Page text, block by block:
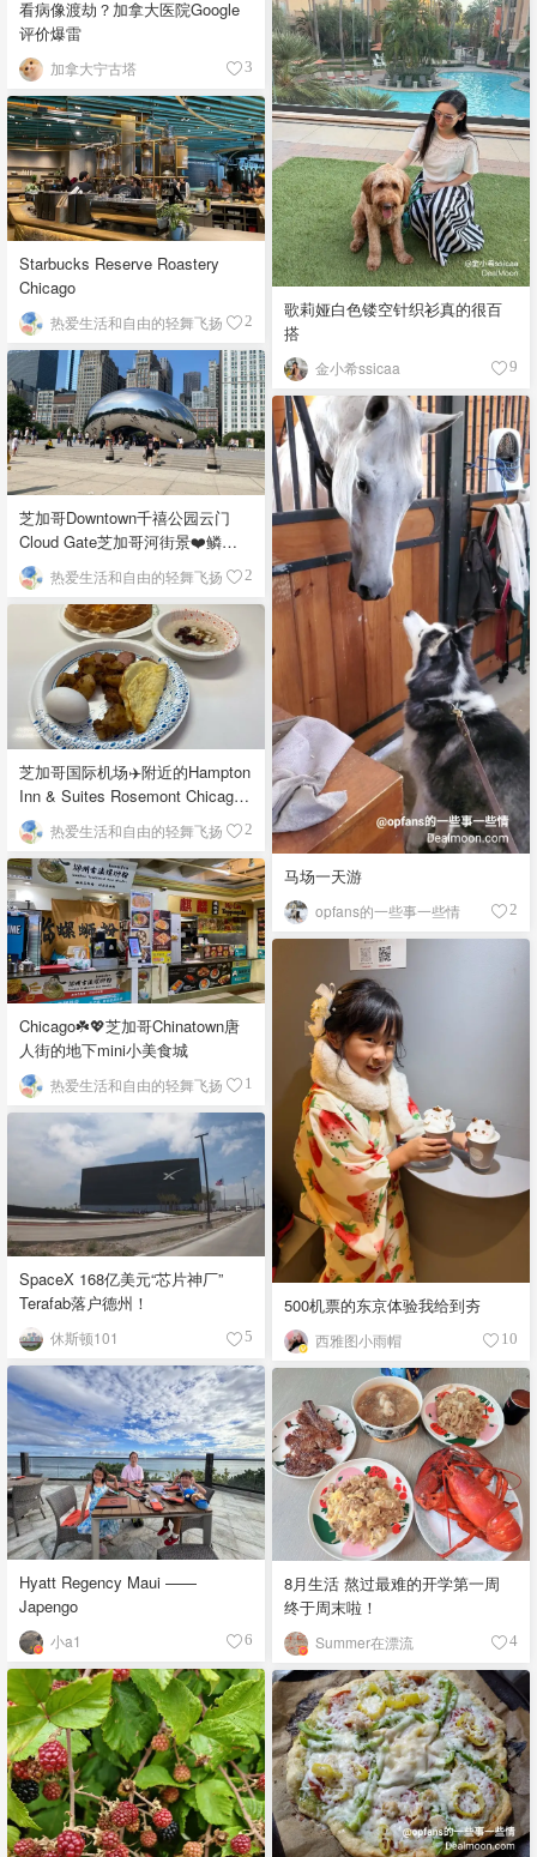
看病像渡劫？加拿大医院Google
评价爆雷
加拿大宁古塔 3
歌莉娅白色镂空针织衫真的很百
搭
金小希ssicaa 9
Starbucks Reserve Roastery
Chicago
热爱生活和自由的轻舞飞扬 2
芝加哥Downtown千禧公园云门
Cloud Gate芝加哥河街景❤️鳞次
栉比的高楼
热爱生活和自由的轻舞飞扬 2
马场一天游
opfans的一些事一些情 2
芝加哥国际机场✈️附近的Hampton
Inn & Suites Rosemont Chicago
O'Hare自助早餐
热爱生活和自由的轻舞飞扬 2
Chicago☘️💖芝加哥Chinatown唐
人街的地下mini小美食城
热爱生活和自由的轻舞飞扬 1
500机票的东京体验我给到夯
西雅图小雨帽 10
SpaceX 168亿美元“芯片神厂”
Terafab落户德州！
休斯顿101 5
Hyatt Regency Maui ——
Japengo
小a1 6
8月生活 熬过最难的开学第一周
终于周末啦！
Summer在漂流 4